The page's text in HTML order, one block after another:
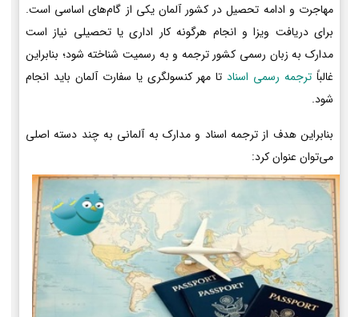
مهاجرت و ادامه تحصیل در کشور آلمان یکی از گام‌های اساسی است.
برای دریافت ویزا و انجام هرگونه کار اداری یا تحصیلی نیاز است
مدارک به زبان رسمی کشور ترجمه و به رسمیت شناخته شود؛ بنابراین
غالباً ترجمه رسمی اسنادتا مهر کنسولگری یا سفارت آلمان باید انجام
شود.
بنابراین هدف از ترجمه اسناد و مدارک به آلمانی به چند دسته اصلی
می‌توان عنوان کرد: